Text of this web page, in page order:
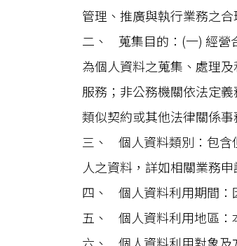
管理、推廣與執行業務之
二、 蒐集目的：(一) 經營
為個人資料之蒐集、處理
服務；非公務機關依法定
類似契約或其他法律關係事
三、 個人資料類別：包含
人之資料，詳如相關業務
四、 個人資料利用期間：
五、 個人資料利用地區：